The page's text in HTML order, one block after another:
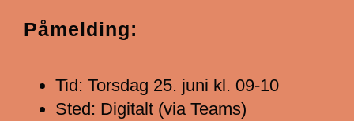
Påmelding:
Tid: Torsdag 25. juni kl. 09-10
Sted: Digitalt (via Teams)